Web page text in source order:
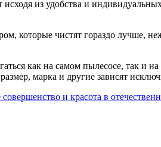
из удобства и
которые чистят гораздо лучше,
как на самом пылесосе, так и на
марка и другие зависят
и красота в